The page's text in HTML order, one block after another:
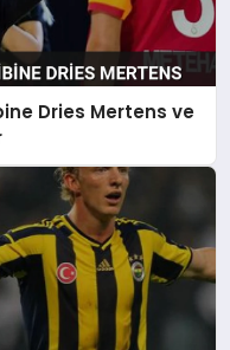
Dries Mertens ve